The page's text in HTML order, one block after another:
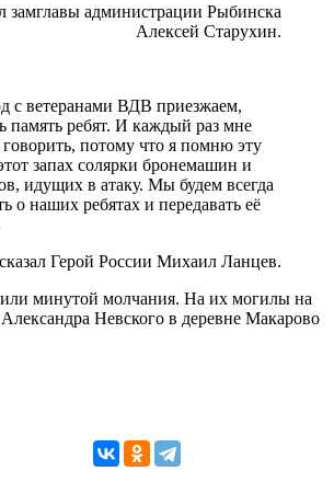
замглавы администрации Рыбинска
Алексей Старухин.
ветеранами ВДВ приезжаем,
память ребят. И каждый раз мне
потому что я помню эту
запах солярки бронемашин и
идущих в атаку. Мы будем всегда
о наших ребятах и передавать её
Герой России Михаил Ланцев.
минутой молчания. На их могилы на
Невского в деревне Макарово